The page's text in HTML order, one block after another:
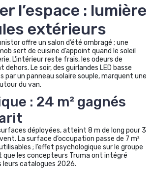
l’espace : lumière
extérieurs
offre un salon d’été ombragé ; une
sert de cuisine d’appoint quand le soleil
L’intérieur reste frais, les odeurs de
dehors. Le soir, des guirlandes LED basse
par un panneau solaire souple, marquent une
du van.
: 24 m² gagnés
déployées, atteint 8 m de long pour 3
La surface d’occupation passe de 7 m²
; l’effet psychologique sur le groupe
les concepteurs Truma ont intégré
catalogues 2026.